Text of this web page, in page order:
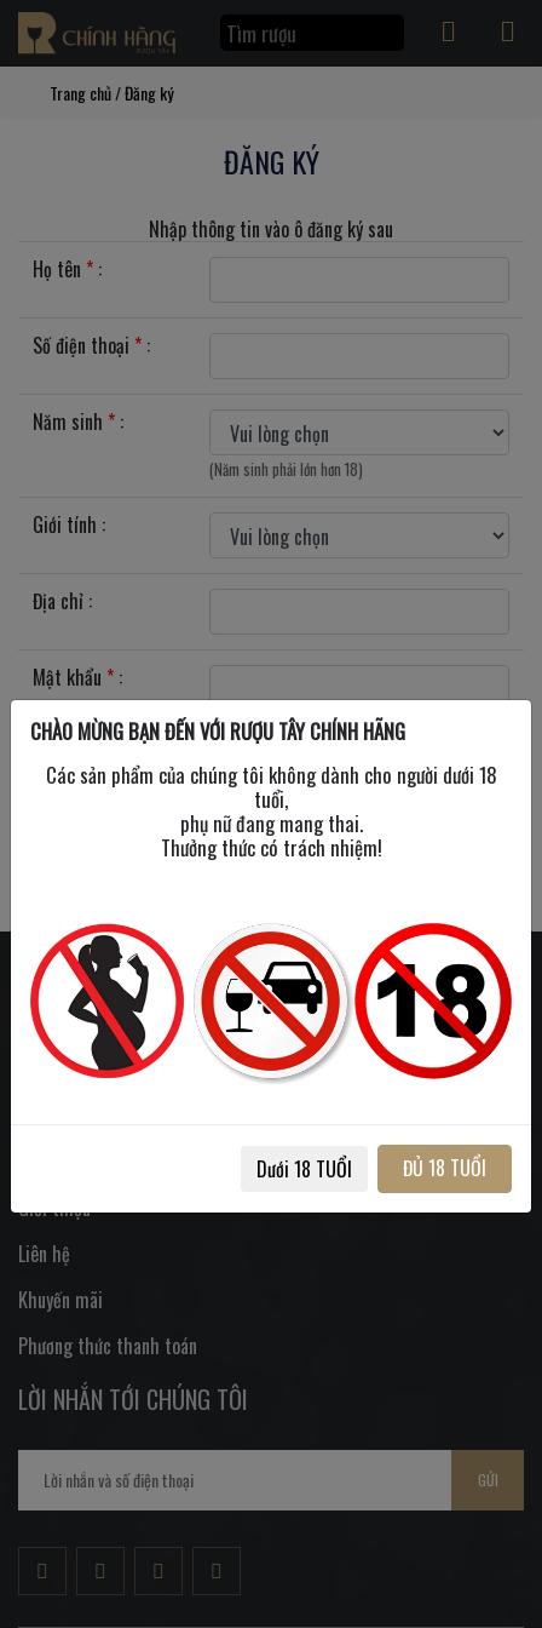
Trang chủ/Đăng ký
ĐĂNG KÝ
Nhập thông tin vào ô đăng ký sau
Họ tên * :
Số điện thoại * :
Năm sinh * :
(Năm sinh phải lớn hơn 18)
Giới tính :
Địa chỉ :
Mật khẩu * :
Nhập lại Mật khẩu
LIÊN HỆ
Tư vấn : 0931.97.39.97
Email : ruouhamyxuan@gmail.com
Giới thiệu
Liên hệ
Khuyến mãi
Phương thức thanh toán
LỜI NHẮN TỚI CHÚNG TÔI
GỬI
CHÀO MỪNG BẠN ĐẾN VỚI RƯỢU TÂY CHÍNH HÃNG
Các sản phẩm của chúng tôi không dành cho người dưới 18
tuổi,
phụ nữ đang mang thai.
Thưởng thức có trách nhiệm!
Dưới 18 TUỔI ĐỦ 18 TUỔI